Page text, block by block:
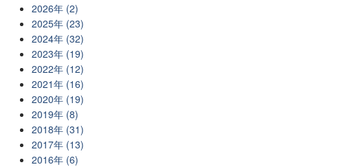
2026年 (2)
2025年 (23)
2024年 (32)
2023年 (19)
2022年 (12)
2021年 (16)
2020年 (19)
2019年 (8)
2018年 (31)
2017年 (13)
2016年 (6)